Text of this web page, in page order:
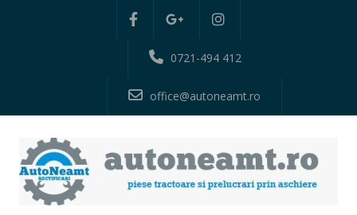
0721-494 412
office@autoneamt.ro